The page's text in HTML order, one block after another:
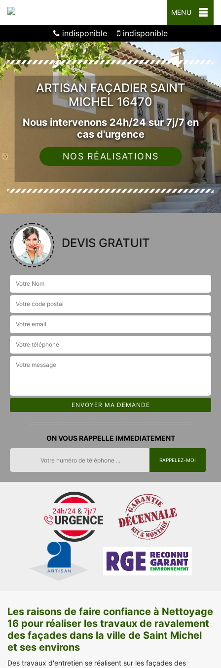
MENU
indisponible indisponible
ARTISAN FAÇADIER SAINT
MICHEL 16470
Nous intervenons 24h/24 sur 7j/7 en
cas d'urgence
NOS RÉALISATIONS
DEVIS GRATUIT
ON VOUS RAPPELLE IMMEDIATEMENT
Les raisons de faire confiance à Nettoyage
16 pour réaliser les travaux de ravalement
des façades dans la ville de Saint Michel
et ses environs
Des travaux d'entretien se réalisent sur les façades des